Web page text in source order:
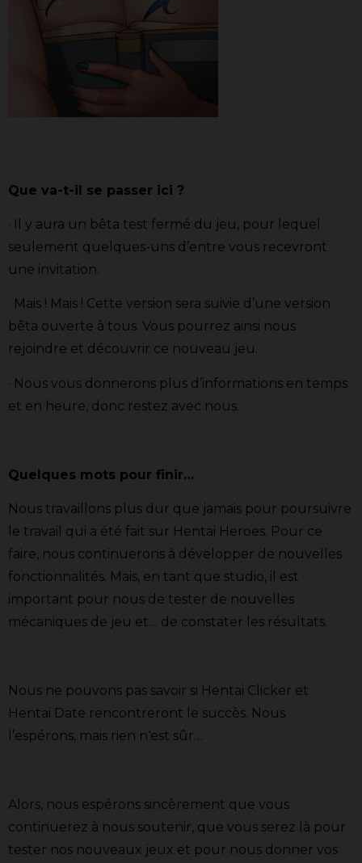
Que va-t-il se passer ici ?
· Il y aura un bêta test fermé du jeu, pour lequel
seulement quelques-uns d’entre vous recevront
une invitation.
· Mais ! Mais ! Cette version sera suivie d’une version
bêta ouverte à tous. Vous pourrez ainsi nous
rejoindre et découvrir ce nouveau jeu.
· Nous vous donnerons plus d’informations en temps
et en heure, donc restez avec nous.
Quelques mots pour finir…
Nous travaillons plus dur que jamais pour poursuivre
le travail qui a été fait sur Hentai Heroes. Pour ce
faire, nous continuerons à développer de nouvelles
fonctionnalités. Mais, en tant que studio, il est
important pour nous de tester de nouvelles
mécaniques de jeu et… de constater les résultats.
Nous ne pouvons pas savoir si Hentai Clicker et
Hentai Date rencontreront le succès. Nous
l’espérons, mais rien n‘est sûr…
Alors, nous espérons sincèrement que vous
continuerez à nous soutenir, que vous serez là pour
tester nos nouveaux jeux et pour nous donner vos